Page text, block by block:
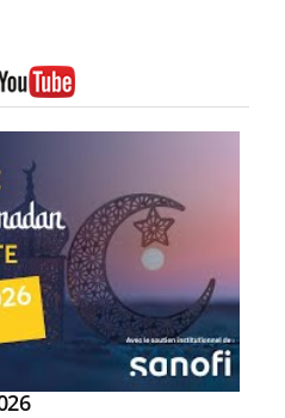
Youtube